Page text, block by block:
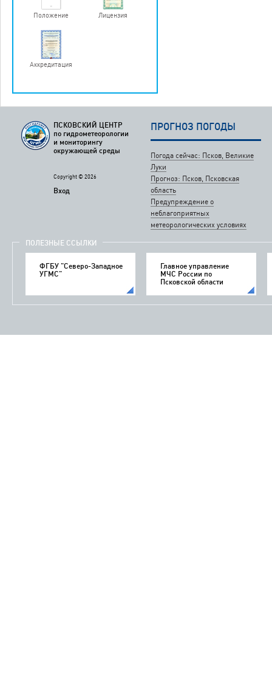
Положение Лицензия
Аккредитация
ПСКОВСКИЙ ЦЕНТР
по гидрометеорологии
и мониторингу
окружающей среды
Copyright © 2026
Вход
ПРОГНОЗ ПОГОДЫ
Погода сейчас: Псков, Великие
Луки
Прогноз: Псков, Псковская
область
Предупреждение о
неблагоприятных
метеорологических условиях
ПОЛЕЗНЫЕ ССЫЛКИ
ФГБУ "Северо-Западное
УГМС"
Главное управление
МЧС России по
Псковской области